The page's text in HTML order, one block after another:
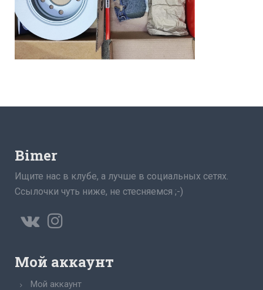
Bimer
Ищите нас в клубе, а лучше в социальных сетях.
Ссылочки чуть ниже, не стесняемся ;-)
Мой аккаунт
Мой аккаунт